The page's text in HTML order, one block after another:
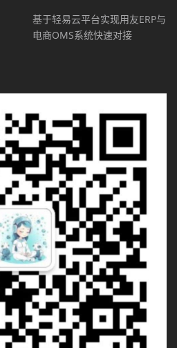
基于轻易云平台实现用友ERP与
电商OMS系统快速对接